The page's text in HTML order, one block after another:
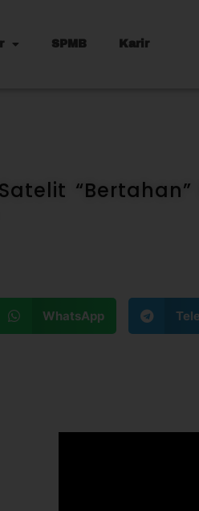
SPMB Karir
WhatsApp